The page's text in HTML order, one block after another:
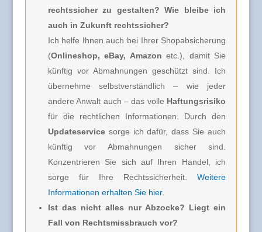
rechtssicher zu gestalten? Wie bleibe ich
auch in Zukunft rechtssicher?
Ich helfe Ihnen auch bei Ihrer Shopabsicherung
(Onlineshop, eBay, Amazon etc.), damit Sie
künftig vor Abmahnungen geschützt sind. Ich
übernehme selbstverständlich – wie jeder
andere Anwalt auch – das volle Haftungsrisiko
für die rechtlichen Informationen. Durch den
Updateservicesorge ich dafür, dass Sie auch
künftig vor Abmahnungen sicher sind.
Konzentrieren Sie sich auf Ihren Handel, ich
sorge für Ihre Rechtssicherheit.Weitere
Informationen erhalten Sie hier.
Ist das nicht alles nur Abzocke? Liegt ein
Fall von Rechtsmissbrauch vor?